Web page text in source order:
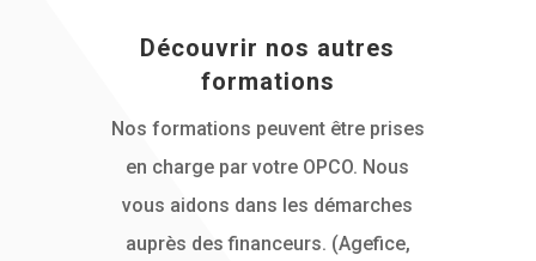
Découvrir nos autres
formations
Nos formations peuvent être prises
en charge par votre OPCO. Nous
vous aidons dans les démarches
auprès des financeurs. (Agefice,